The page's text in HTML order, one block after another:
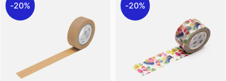
20% 20%